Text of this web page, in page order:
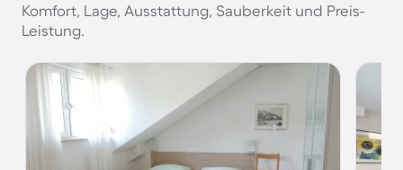
Komfort, Lage, Ausstattung, Sauberkeit und Preis-
Leistung.